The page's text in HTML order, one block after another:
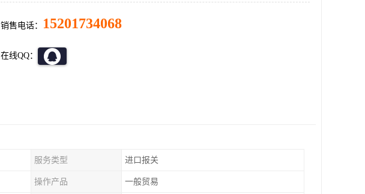
销售电话： 15201734068
在线QQ：
服务类型 进口报关
操作产品 一般贸易